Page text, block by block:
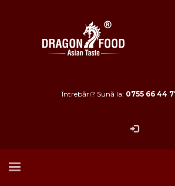
Întrebări? Sună la: 0755 66 44